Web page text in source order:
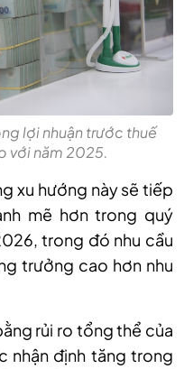
lợi nhuận trước thuế
với năm 2025.
xu hướng này sẽ tiếp
mẽ hơn trong quý
trong đó nhu cầu
trưởng cao hơn nhu
rủi ro tổng thể của
nhận định tăng trong